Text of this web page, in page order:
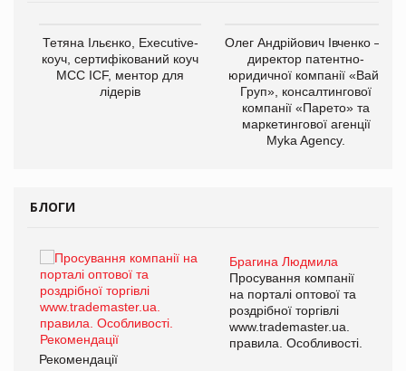
Тетяна Ільєнко, Executive-
коуч, сертифікований коуч
МСС ICF, ментор для
лідерів
Олег Андрійович Івченко —
директор патентно-
юридичної компанії «Вайз
Груп», консалтингової
компанії «Парето» та
маркетингової агенції
Myka Agency.
БЛОГИ
Брагина Людмила
Просування компанії
на порталі оптової та
роздрібної торгівлі
www.trademaster.ua.
правила. Особливості.
Рекомендації